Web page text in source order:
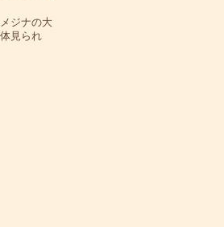
ジナの大
見られ